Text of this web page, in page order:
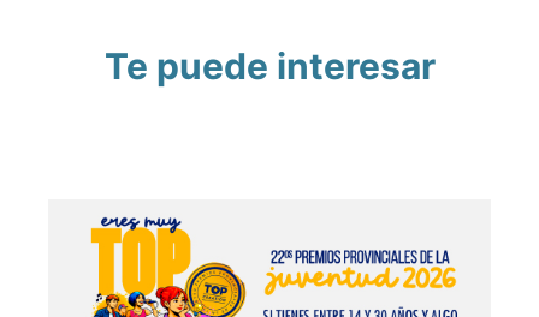
Te puede interesar